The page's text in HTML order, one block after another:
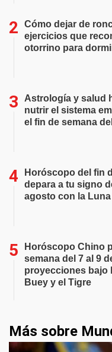
Cómo dejar de
ejercicios que
otorrino para
Astrología y salud
nutrir el sistema
el fin de semana
Horóscopo del fin
depara a tu signo
agosto con la
Horóscopo Chino
semana del 7 al 9
proyecciones bajo
Buey y el Tigre
Más sobre